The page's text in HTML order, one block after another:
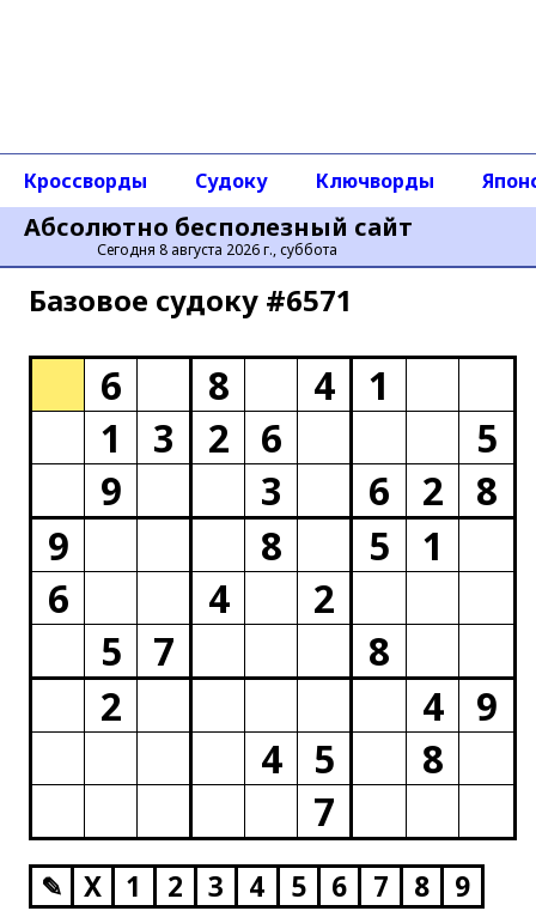
Абсолютно бесполезный сайт
Сегодня 8 августа 2026 г., суббота
Кроссворды Судоку Ключворды
Базовое cудоку #6571
6 8 4
1
1
3 2 6
5
9
3 6 2
8
9
8 5
1
6
4
2
5
7
8
2
4
9
4
5
8
7
✎ X 1 2 3 4 5 6 7 8 9